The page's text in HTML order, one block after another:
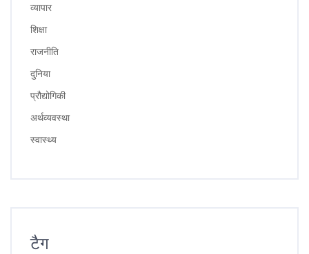
व्यापार
शिक्षा
राजनीति
दुनिया
प्रौद्योगिकी
अर्थव्यवस्था
स्वास्थ्य
टैग